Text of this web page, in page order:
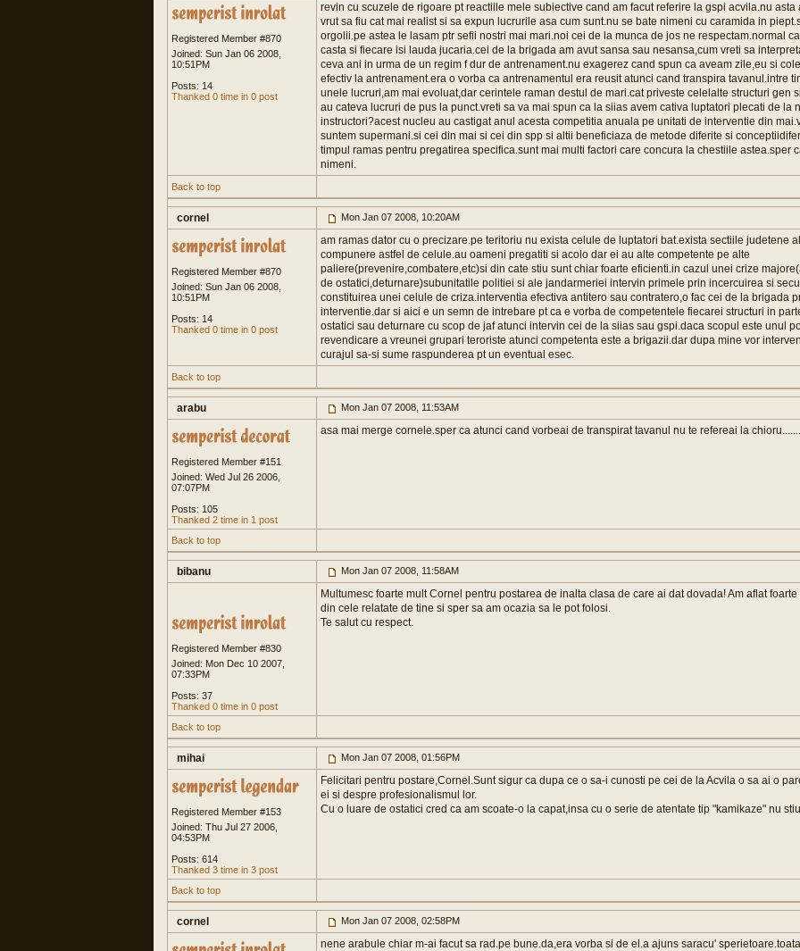
Registered Member #870
Joined: Sun Jan 06 2008,
10:51PM
Posts: 14
Thanked 0 time in 0 post
revin cu scuzele de rigoare pt reactiile mele subiective cand am facut referire la gspi acvila.nu asta
vrut sa fiu cat mai realist si sa expun lucrurile asa cum sunt.nu se bate nimeni cu caramida in
orgolii.pe astea le lasam ptr sefii nostri mai mari.noi cei de la munca de jos ne respectam.normal
casta si fiecare isi lauda jucaria.cei de la brigada am avut sansa sau nesansa,cum vreti sa
ceva ani in urma de un regim f dur de antrenament.nu exagerez cand spun ca aveam zile,eu si
efectiv la antrenament.era o vorba ca antrenamentul era reusit atunci cand transpira tavanul.intre
unele lucruri,am mai evoluat,dar cerintele raman destul de mari.cat priveste celelalte structuri gen
au cateva lucruri de pus la punct.vreti sa va mai spun ca la siias avem cativa luptatori plecati de la
instructori?acest nucleu au castigat anul acesta competitia anuala pe unitati de interventie din
suntem supermani.si cei din mai si cei din spp si altii beneficiaza de metode diferite si
timpul ramas pentru pregatirea specifica.sunt mai multi factori care concura la chestiile astea.sper
nimeni.
Back to top
cornel Mon Jan 07 2008, 10:20AM
Registered Member #870
Joined: Sun Jan 06 2008,
10:51PM
Posts: 14
Thanked 0 time in 0 post
am ramas dator cu o precizare.pe teritoriu nu exista celule de luptatori bat.exista sectiile judetene
compunere astfel de celule.au oameni pregatiti si acolo dar ei au alte competente pe alte
paliere(prevenire,combatere,etc)si din cate stiu sunt chiar foarte eficienti.in cazul unei crize
de ostatici,deturnare)subunitatile politiei si ale jandarmeriei intervin primele prin incercuirea si
constituirea unei celule de criza.interventia efectiva antitero sau contratero,o fac cei de la brigada
interventie.dar si aici e un semn de intrebare pt ca e vorba de competentele fiecarei structuri in
ostatici sau deturnare cu scop de jaf atunci intervin cei de la siias sau gspi.daca scopul este unul
revendicare a vreunei grupari teroriste atunci competenta este a brigazii.dar dupa mine vor
curajul sa-si sume raspunderea pt un eventual esec.
Back to top
arabu Mon Jan 07 2008, 11:53AM
Registered Member #151
Joined: Wed Jul 26 2006,
07:07PM
Posts: 105
Thanked 2 time in 1 post
asa mai merge cornele.sper ca atunci cand vorbeai de transpirat tavanul nu te refereai la
Back to top
bibanu Mon Jan 07 2008, 11:58AM
Registered Member #830
Joined: Mon Dec 10 2007,
07:33PM
Posts: 37
Thanked 0 time in 0 post
Multumesc foarte mult Cornel pentru postarea de inalta clasa de care ai dat dovada! Am aflat
din cele relatate de tine si sper sa am ocazia sa le pot folosi.
Te salut cu respect.
Back to top
mihai Mon Jan 07 2008, 01:56PM
Registered Member #153
Joined: Thu Jul 27 2006,
04:53PM
Posts: 614
Thanked 3 time in 3 post
Felicitari pentru postare,Cornel.Sunt sigur ca dupa ce o sa-i cunosti pe cei de la Acvila o sa ai o
ei si despre profesionalismul lor.
Cu o luare de ostatici cred ca am scoate-o la capat,insa cu o serie de atentate tip "kamikaze" nu
Back to top
cornel Mon Jan 07 2008, 02:58PM
nene arabule chiar m-ai facut sa rad.pe bune.da,era vorba si de el.a ajuns saracu'